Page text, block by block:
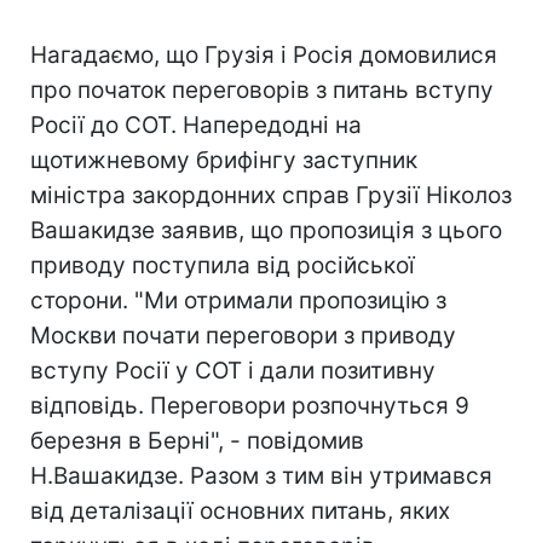
Нагадаємо, що Грузія і Росія домовилися
про початок переговорів з питань вступу
Росії до СОТ. Напередодні на
щотижневому брифінгу заступник
міністра закордонних справ Грузії Ніколоз
Вашакидзе заявив, що пропозиція з цього
приводу поступила від російської
сторони. "Ми отримали пропозицію з
Москви почати переговори з приводу
вступу Росії у СОТ і дали позитивну
відповідь. Переговори розпочнуться 9
березня в Берні", - повідомив
Н.Вашакидзе. Разом з тим він утримався
від деталізації основних питань, яких